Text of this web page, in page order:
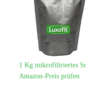
1 Kg mikrofiltriertes
Amazon-Preis prüfen